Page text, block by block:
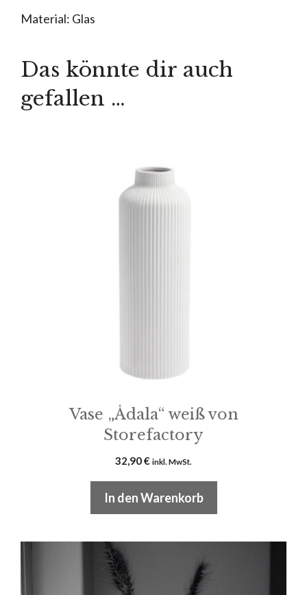
Material: Glas
Das könnte dir auch
gefallen …
Vase „Ådala“ weiß von
Storefactory
32,90€ inkl. MwSt.
In den Warenkorb